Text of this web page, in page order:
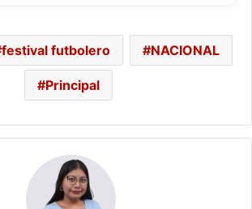
festival futbolero NACIONAL
Principal